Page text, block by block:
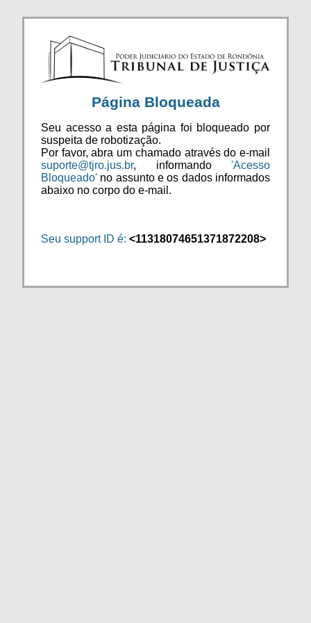
Página Bloqueada
Seu acesso a esta página foi bloqueado por
suspeita de robotização.
Por favor, abra um chamado através do e-mail
suporte@tjro.jus.br, informando 'Acesso
Bloqueado' no assunto e os dados informados
abaixo no corpo do e-mail.
Seu support ID é: <11318074651371872208>